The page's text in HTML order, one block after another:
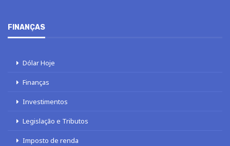
FINANÇAS
Dólar Hoje
Finanças
Investimentos
Legislação e Tributos
Imposto de renda